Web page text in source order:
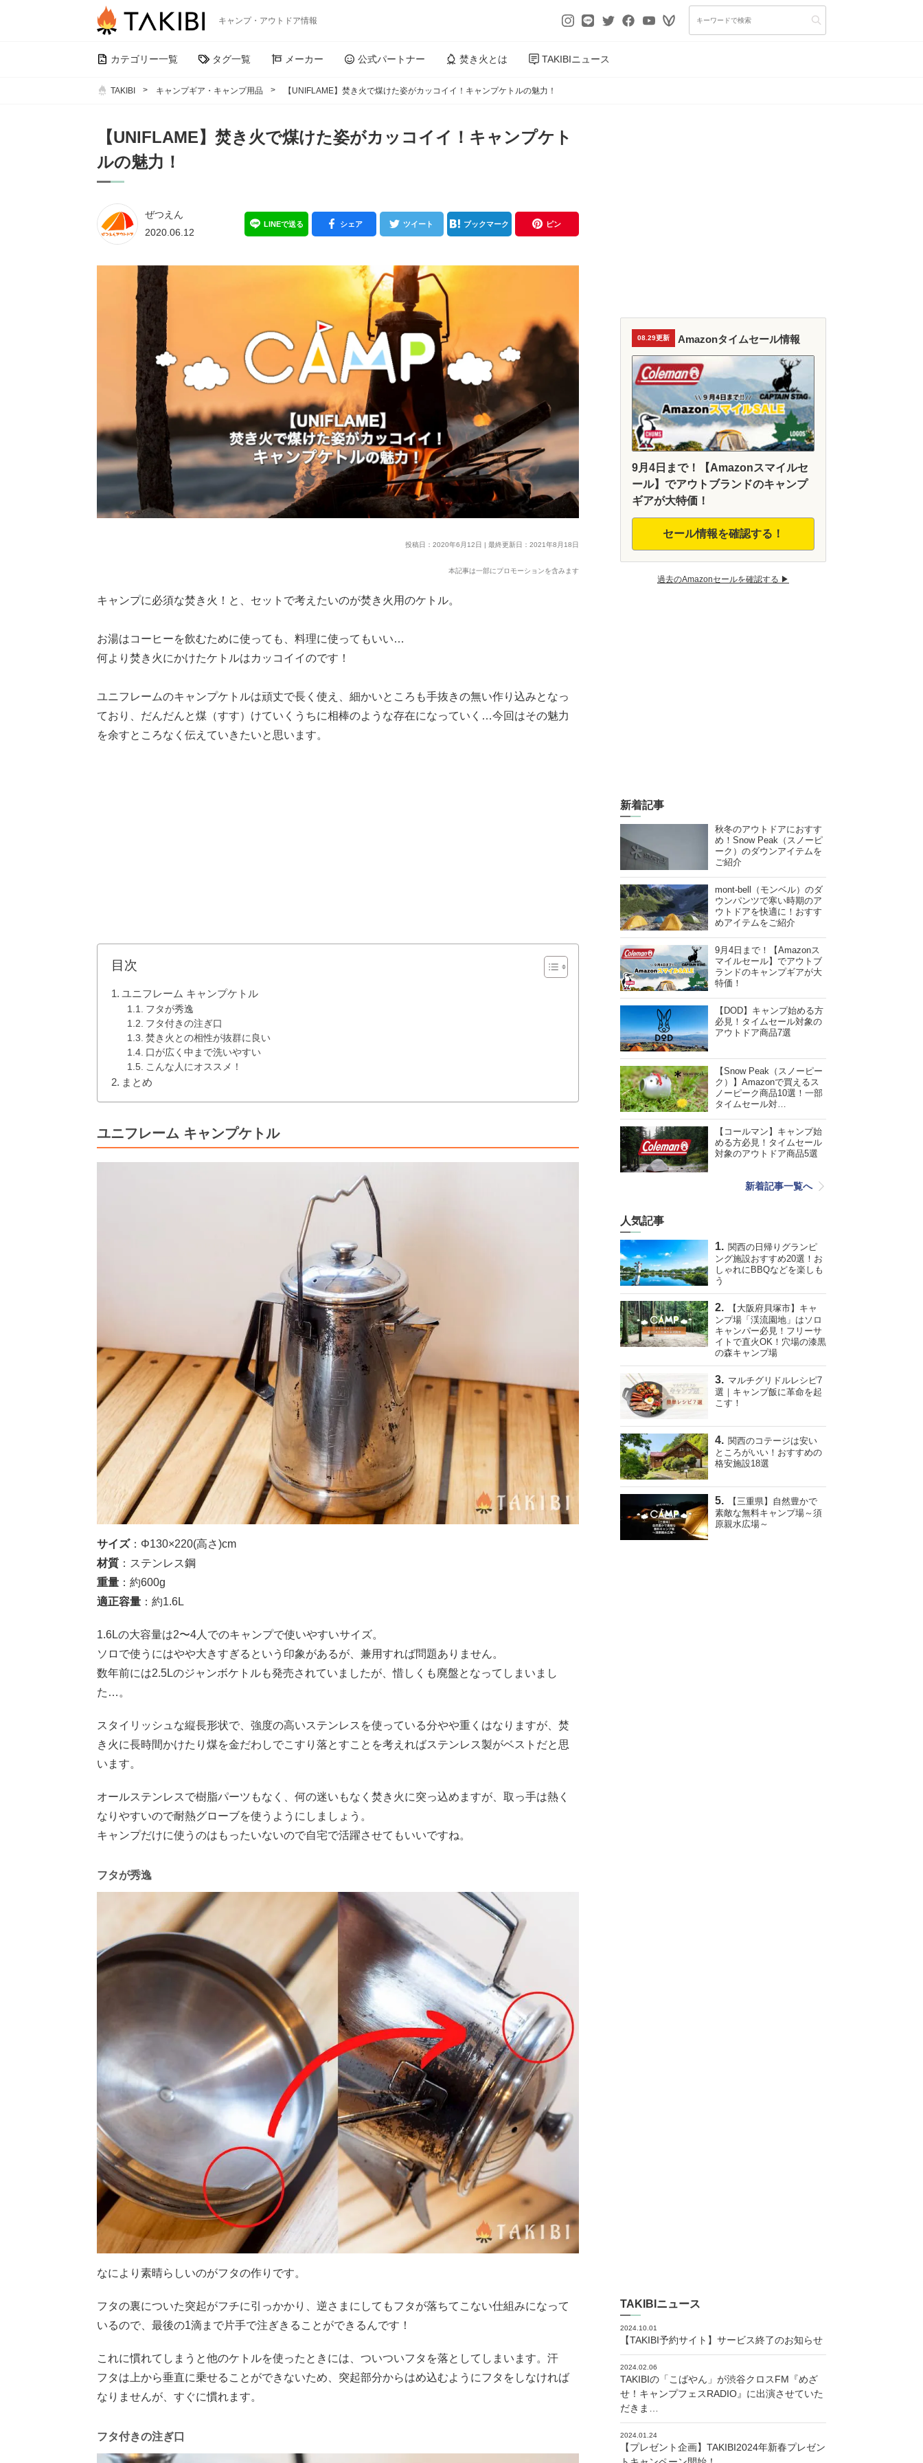
キャンプ・アウトドア情報
カテゴリー一覧 タグ一覧 メーカー 公式パートナー 焚き火とは TAKIBIニュース
TAKIBI キャンプギア・キャンプ用品 【UNIFLAME】焚き火で煤けた姿がカッコイイ！キャンプケトルの魅力！
【UNIFLAME】焚き火で煤けた姿がカッコイイ！キャンプケト
ルの魅力！
ぜつえん
2020.06.12
LINEで送る シェア ツイート ブックマーク ピン
投稿日：2020年6月12日 | 最終更新日：2021年8月18日
本記事は一部にプロモーションを含みます
キャンプに必須な焚き火！と、セットで考えたいのが焚き火用のケトル。
お湯はコーヒーを飲むために使っても、料理に使ってもいい…
何より焚き火にかけたケトルはカッコイイのです！
ユニフレームのキャンプケトルは頑丈で長く使え、細かいところも手抜きの無い作り込みとなっ
ており、だんだんと煤（すす）けていくうちに相棒のような存在になっていく…今回はその魅力
を余すところなく伝えていきたいと思います。
目次
ユニフレーム キャンプケトル
フタが秀逸
フタ付きの注ぎ口
焚き火との相性が抜群に良い
口が広く中まで洗いやすい
こんな人にオススメ！
まとめ
ユニフレーム キャンプケトル
サイズ： Φ130×220(高さ)cm
材質 ：ステンレス鋼
重量 ：約600g
適正容量 ：約1.6L
1.6Lの大容量は2〜4 人でのキャンプで使いやすいサイズ。
ソロで使うにはやや大きすぎるという印象があるが、兼用すれば問題ありません。
数年前には2.5Lのジャンボケトルも発売されていましたが、惜しくも廃盤となってしまいまし
た…。
スタイリッシュな縦長形状で、強度の高いステンレスを使っている分やや重くはなりますが、焚
き火に長時間かけたり煤を金だわしでこすり落とすことを考えればステンレス製がベストだと思
います。
オールステンレスで樹脂パーツもなく、何の迷いもなく焚き火に突っ込めますが、取っ手は熱く
なりやすいので耐熱グローブを使うようにしましょう。
キャンプだけに使うのはもったいないので自宅で活躍させてもいいですね。
フタが秀逸
なにより素晴らしいのがフタの作りです。
フタの裏についた突起がフチに引っかかり、逆さまにしてもフタが落ちてこない仕組みになって
いるので、最後の1滴まで片手で注ぎきることができるんです！
これに慣れてしまうと他のケトルを使ったときには、ついついフタを落としてしまいます。汗
フタは上から垂直に乗せることができないため、突起部分からはめ込むようにフタをしなければ
なりませんが、すぐに慣れます。
フタ付きの注ぎ口
08.29更新 Amazonタイムセール情報
9月4日まで！【Amazonスマイルセ
ール】でアウトブランドのキャンプ
ギアが大特価！
セール情報を確認する！
過去のAmazonセールを確認する ▶︎
新着記事
秋冬のアウトドアにおすす
め！Snow Peak（スノーピ
ーク）のダウンアイテムを
ご紹介
mont-bell（モンベル）のダ
ウンパンツで寒い時期のア
ウトドアを快適に！おすす
めアイテムをご紹介
9月4日まで！【Amazonス
マイルセール】でアウトブ
ランドのキャンプギアが大
特価！
【DOD】キャンプ始める方
必見！タイムセール対象の
アウトドア商品7選
【Snow Peak（スノーピー
ク）】Amazonで買えるス
ノーピーク商品10選！一部
タイムセール対…
【コールマン】キャンプ始
める方必見！タイムセール
対象のアウトドア商品5選
新着記事一覧へ
人気記事
関西の日帰りグランピ
ング施設おすすめ20選！お
しゃれにBBQなどを楽しも
う
【大阪府貝塚市】キャ
ンプ場「渓流園地」はソロ
キャンパー必見！フリーサ
イトで直火OK！穴場の漆黒
の森キャンプ場
マルチグリドルレシピ7
選｜キャンプ飯に革命を起
こす！
関西のコテージは安い
ところがいい！おすすめの
格安施設18選
【三重県】自然豊かで
素敵な無料キャンプ場～須
原親水広場～
TAKIBIニュース
2024.10.01
【TAKIBI予約サイト】サービス終了のお知らせ
2024.02.06
TAKIBIの「こばやん」が渋谷クロスFM『めざ
せ！キャンプフェスRADIO』に出演させていた
だきま…
2024.01.24
【プレゼント企画】TAKIBI2024年新春プレゼン